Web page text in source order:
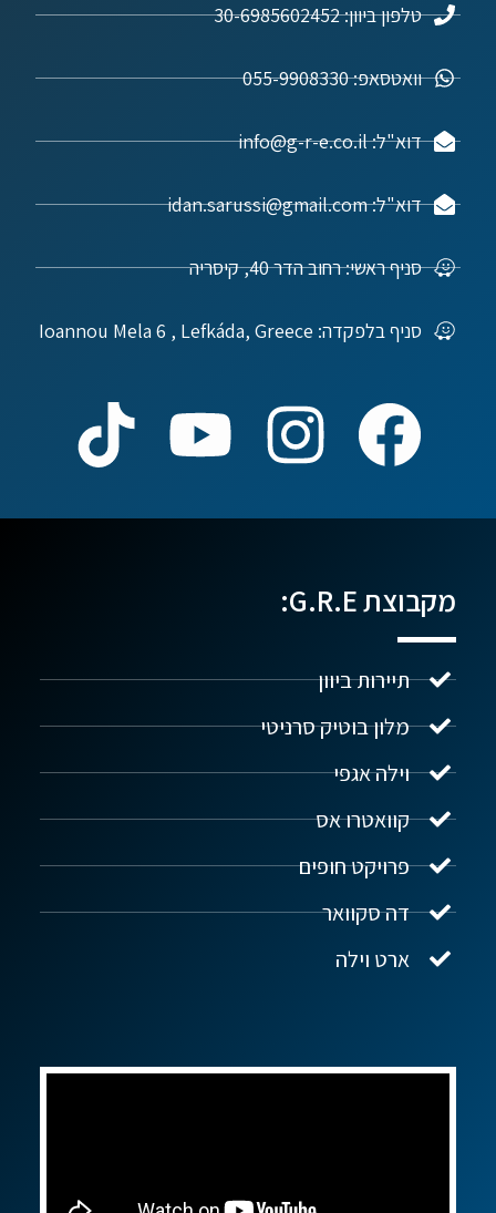
טלפון ביוון: 30-6985602452
וואטסאפ: 055-9908330
דוא"ל: info@g-r-e.co.il
דוא"ל: idan.sarussi@gmail.com
סניף ראשי: רחוב הדר 40, קיסריה
סניף בלפקדה: Ioannou Mela 6 , Lefkáda, Greece
מקבוצת G.R.E:
תיירות ביוון
מלון בוטיק סרניטי
וילה אגפי
קוואטרו אס
פרויקט חופים
דה סקוואר
ארט וילה
נדל"ן ביוון G.R.E
שלום! איך אפשר לעזור?